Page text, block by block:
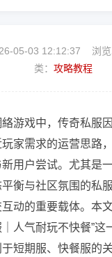
05-03 12:12:37 浏览
类： 攻略教程
游戏中，传奇私服
家需求的运营思路
用户尝试。尤其是
衡与社区氛围的私
动的重要载体。本
人气耐玩不快餐”这
短期服、快餐服的